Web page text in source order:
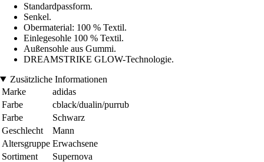
Standardpassform.
Senkel.
Obermaterial: 100 % Textil.
Einlegesohle 100 % Textil.
Außensohle aus Gummi.
DREAMSTRIKE GLOW-Technologie.
Zusätzliche Informationen
Marke
adidas
Farbe
cblack/dualin/purrub
Farbe
Schwarz
Geschlecht
Mann
Altersgruppe Erwachsene
Sortiment
Supernova